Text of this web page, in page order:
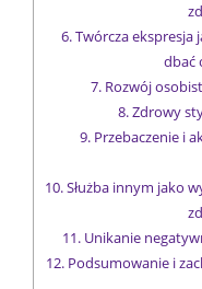
6.Twórcza ekspresja
dbać
7.Rozwój
8.Zdrowy
9. Przebaczenie i
10.Służba innym jako
11. Unikanie
12.Podsumowanie i